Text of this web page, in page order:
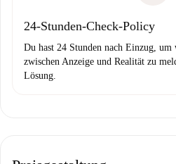
24-Stunden-Check-Policy
Du hast 24 Stunden nach Einzug, um
zwischen Anzeige und Realität zu
Lösung.